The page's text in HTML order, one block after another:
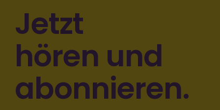
Jetzt
hören und
abonnieren.